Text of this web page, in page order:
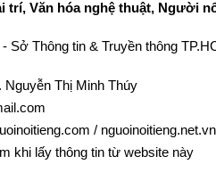
trí, Văn hóa nghệ thuật, Người
Sở Thông tin & Truyền thông
Nguyễn Thị Minh Thúy
/ nguoinoitieng.net.vn
khi lấy thông tin từ website này